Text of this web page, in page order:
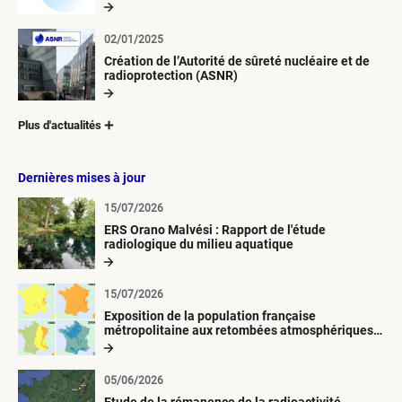
Création de l’Autorité de sûreté nucléaire et de
radioprotection (ASNR)
02/01/2025
Plus d'actualités
Dernières mises à jour
ERS Orano Malvési : Rapport de l'étude
radiologique du milieu aquatique
15/07/2026
Exposition de la population française
métropolitaine aux retombées atmosphériques
radioactives depuis 1945
15/07/2026
05/06/2026